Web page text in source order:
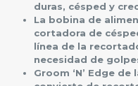
duras, césped y
La bobina de
cortadora de
línea de la
necesidad de
Groom ‘N’ Edge